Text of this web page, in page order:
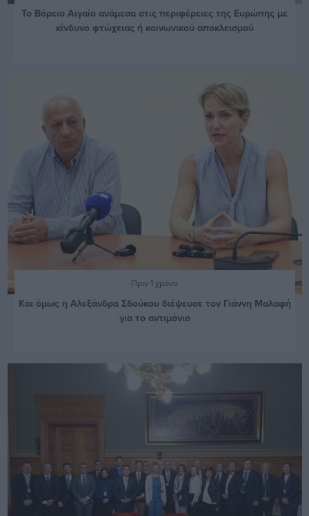
Το Βόρειο Αιγαίο ανάμεσα στις περιφέρειες της Ευρώπης με
κίνδυνο φτώχειας ή κοινωνικού αποκλεισμού
Πριν 1 χρόνο
Και όμως η Αλεξάνδρα Σδούκου διέψευσε τον Γιάννη Μαλαφή
για το αντιμόνιο